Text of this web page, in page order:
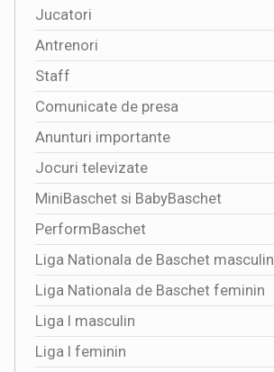
Jucatori
Antrenori
Staff
Comunicate de presa
Anunturi importante
Jocuri televizate
MiniBaschet si BabyBaschet
PerformBaschet
Liga Nationala de Baschet masculin
Liga Nationala de Baschet feminin
Liga I masculin
Liga I feminin